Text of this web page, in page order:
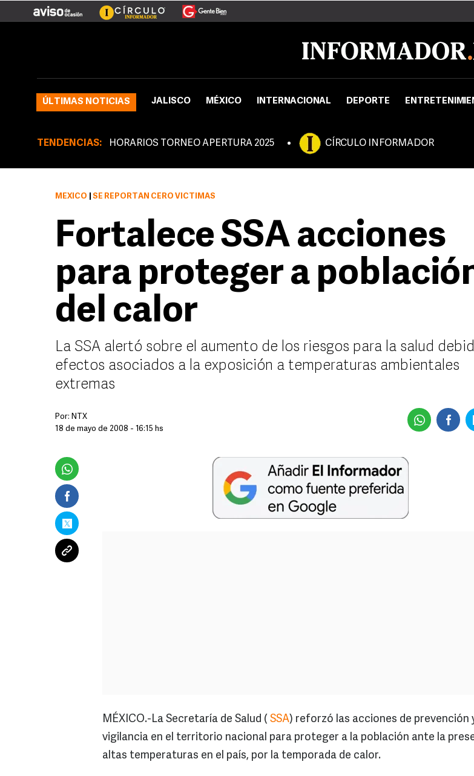
ÚLTIMAS NOTICIAS JALISCO MÉXICO INTERNACIONAL DEPORTE
TENDENCIAS: HORARIOS TORNEO APERTURA 2025 CÍRCULO INFORMADOR
MÉXICO SE REPORTAN CERO VÍCTIMAS
Fortalece SSA acciones
para proteger a
del calor
La SSA alertó sobre el aumento de los riesgos para la salud
efectos asociados a la exposición a temperaturas ambientales
extremas
Por: NTX
18 de mayo de 2008 - 16:15 hs
MÉXICO.-La Secretaría de Salud ( SSA) reforzó las acciones de prevención
vigilancia en el territorio nacional para proteger a la población ante la
altas temperaturas en el país, por la temporada de calor.